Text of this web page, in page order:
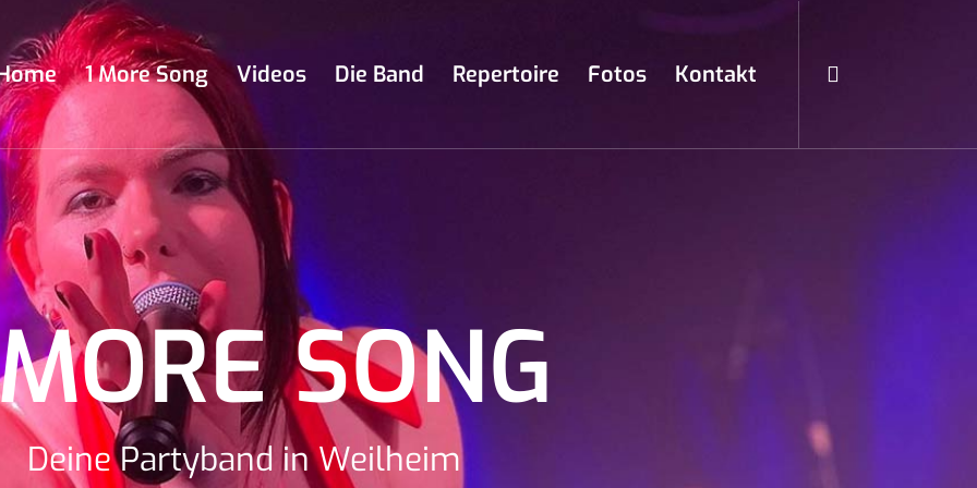
1 More Song Videos Die Band Repertoire Fotos Kontakt
SONG
Deine Partyband in Weilheim